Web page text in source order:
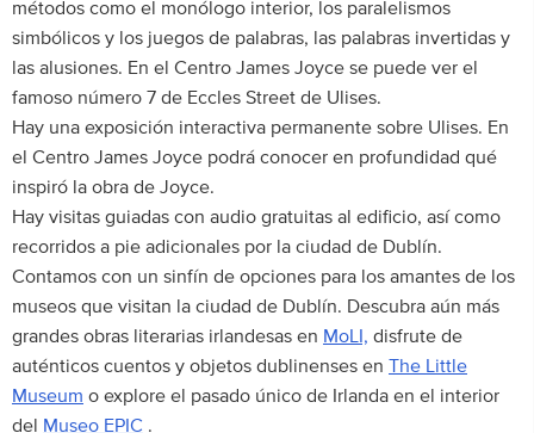
métodos como el monólogo interior, los paralelismos
simbólicos y los juegos de palabras, las palabras invertidas y
las alusiones. En el Centro James Joyce se puede ver el
famoso número 7 de Eccles Street de Ulises.
Hay una exposición interactiva permanente sobre Ulises. En
el Centro James Joyce podrá conocer en profundidad qué
inspiró la obra de Joyce.
Hay visitas guiadas con audio gratuitas al edificio, así como
recorridos a pie adicionales por la ciudad de Dublín.
Contamos con un sinfín de opciones para los amantes de los
museos que visitan la ciudad de Dublín. Descubra aún más
grandes obras literarias irlandesas en MoLI, disfrute de
auténticos cuentos y objetos dublinenses en The Little
Museum o explore el pasado único de Irlanda en el interior
del
Museo EPIC .